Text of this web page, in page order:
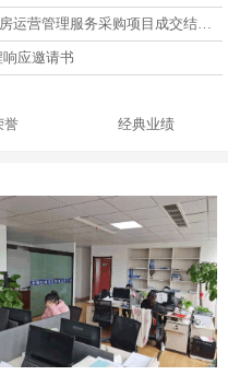
营管理服务采购项目成交结果公告
应邀请书
誉 经典业绩